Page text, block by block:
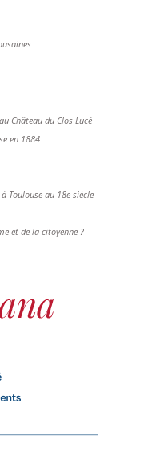
Château du Clos Lucé
en 1884
Toulouse au 18e siècle
et de la citoyenne ?